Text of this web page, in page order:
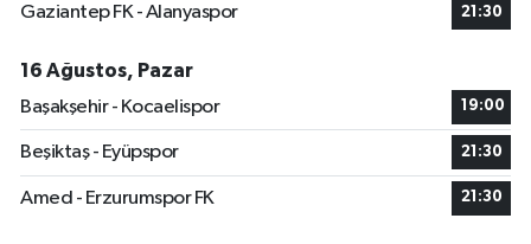
Gaziantep FK - Alanyaspor 21:30
16 Ağustos, Pazar
Başakşehir - Kocaelispor
19:00
Beşiktaş - Eyüpspor 21:30
Amed - Erzurumspor FK 21:30